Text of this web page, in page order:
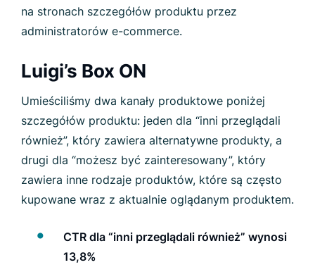
na stronach szczegółów produktu przez
administratorów e-commerce.
Luigi’s Box ON
Umieściliśmy dwa kanały produktowe poniżej
szczegółów produktu: jeden dla “inni przeglądali
również”, który zawiera alternatywne produkty, a
drugi dla “możesz być zainteresowany”, który
zawiera inne rodzaje produktów, które są często
kupowane wraz z aktualnie oglądanym produktem.
CTR dla “inni przeglądali również” wynosi
13,8%